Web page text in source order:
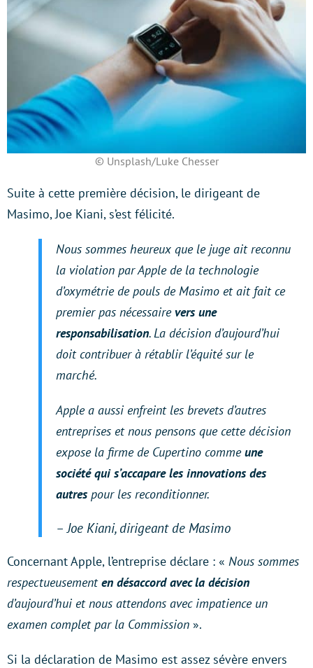
© Unsplash/Luke Chesser
Suite à cette première décision, le dirigeant de
Masimo, Joe Kiani, s’est félicité.
Nous sommes heureux que le juge ait reconnu
la violation par Apple de la technologie
d’oxymétrie de pouls de Masimo et ait fait ce
premier pas nécessairevers une
responsabilisation. La décision d’aujourd’hui
doit contribuer à rétablir l’équité sur le
marché.
Apple a aussi enfreint les brevets d’autres
entreprises et nous pensons que cette décision
expose la firme de Cupertino commeune
société qui s’accapare les innovations des
autres pour les reconditionner.
– Joe Kiani, dirigeant de Masimo
Concernant Apple, l’entreprise déclare : « Nous sommes
respectueusementen désaccord avec la décision
d’aujourd’hui et nous attendons avec impatience un
examen complet par la Commission ».
Si la déclaration de Masimo est assez sévère envers